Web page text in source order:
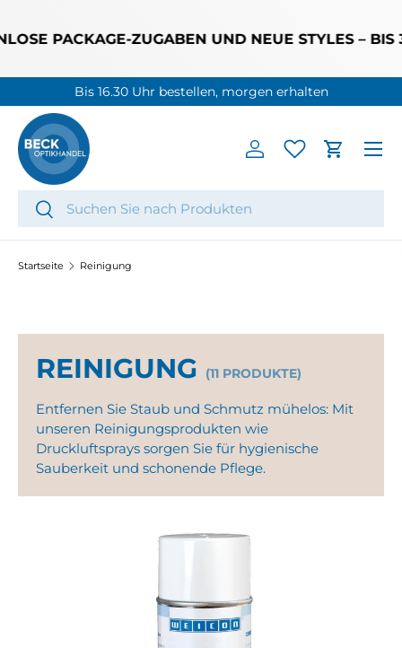
DIREKT ZUM INHALT
PACKAGE-ZUGABEN UND NEUE STYLES – BIS
Bis 16.30 Uhr bestellen, morgen erhalten
Suchen
Suchen
Einloggen
Menü
Startseite Reinigung
REINIGUNG (11 PRODUKTE)
Entfernen Sie Staub und Schmutz mühelos: Mit
unseren Reinigungsprodukten wie
Druckluftsprays sorgen Sie für hygienische
Sauberkeit und schonende Pflege.